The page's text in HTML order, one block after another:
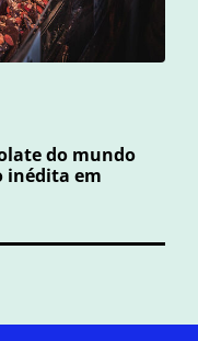
do mundo
inédita em